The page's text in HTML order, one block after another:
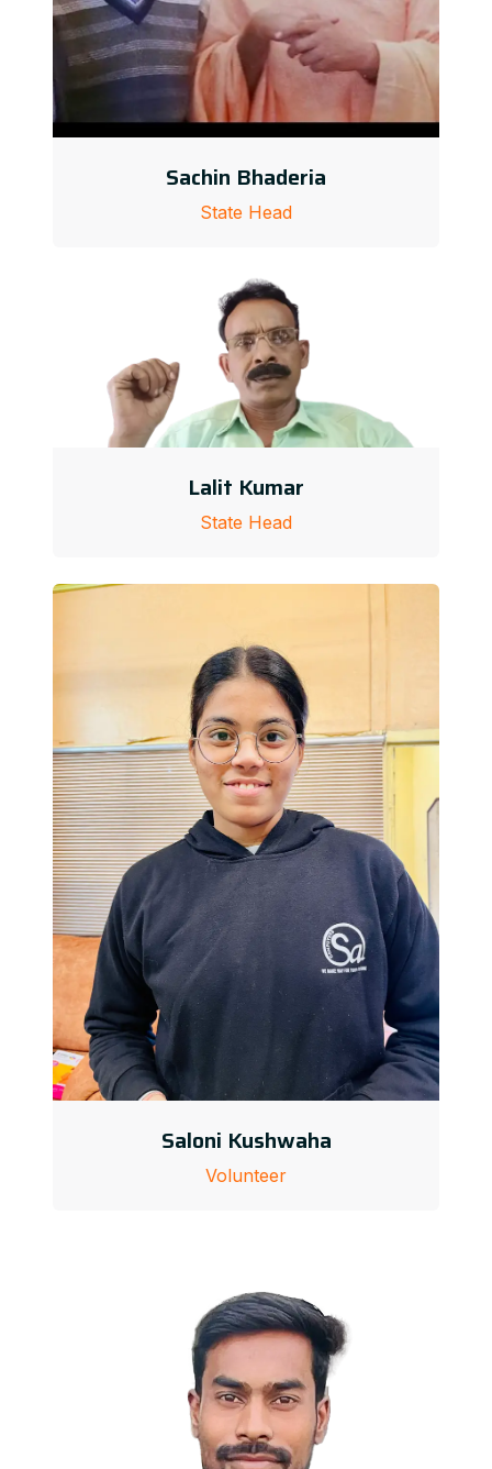
Sachin Bhaderia
State Head
Lalit Kumar
State Head
Saloni Kushwaha
Volunteer